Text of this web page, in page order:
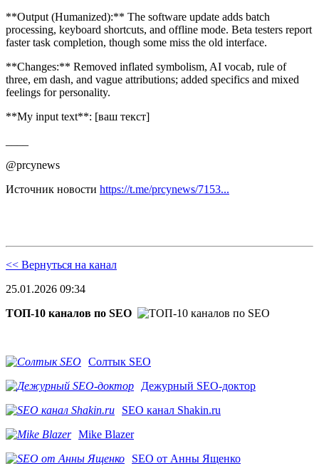
**Output (Humanized):** The software update adds batch
processing, keyboard shortcuts, and offline mode. Beta testers report
faster task completion, though some miss the old interface.
**Changes:** Removed inflated symbolism, AI vocab, rule of
three, em dash, and vague attributions; added specifics and mixed
feelings for personality.
**My input text**: [ваш текст]
@prcynews
Источник новости https://t.me/prcynews/7153...
<< Вернуться на канал
25.01.2026 09:34
ТОП-10 каналов по SEO
Солтык SEO
Дежурный SEO-доктор
SEO канал Shakin.ru
Mike Blazer
SEO от Анны Ященко